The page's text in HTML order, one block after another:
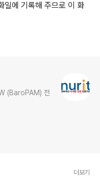
에 기록해 주므로 이 화
(BaroPAM) 전
더보기